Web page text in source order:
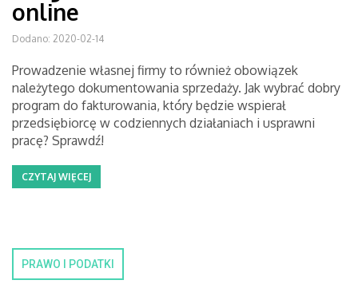
online
Dodano: 2020-02-14
Prowadzenie własnej firmy to również obowiązek
należytego dokumentowania sprzedaży. Jak wybrać dobry
program do fakturowania, który będzie wspierał
przedsiębiorcę w codziennych działaniach i usprawni
pracę? Sprawdź!
CZYTAJ WIĘCEJ
PRAWO I PODATKI